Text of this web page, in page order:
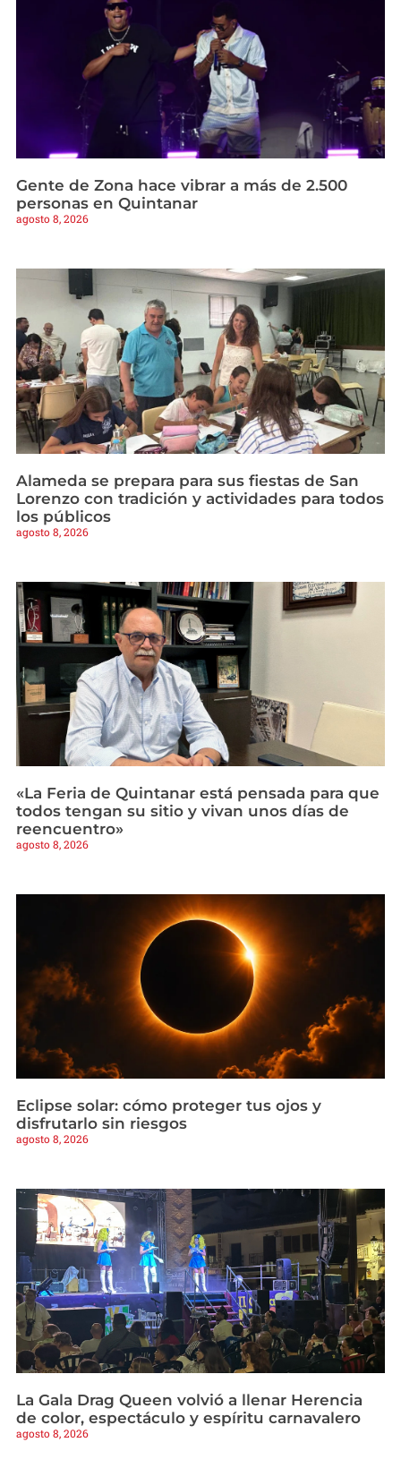
Gente de Zona hace vibrar a más de 2.500
personas en Quintanar
agosto 8, 2026
Alameda se prepara para sus fiestas de San
Lorenzo con tradición y actividades para todos
los públicos
agosto 8, 2026
«La Feria de Quintanar está pensada para que
todos tengan su sitio y vivan unos días de
reencuentro»
agosto 8, 2026
Eclipse solar: cómo proteger tus ojos y
disfrutarlo sin riesgos
agosto 8, 2026
La Gala Drag Queen volvió a llenar Herencia
de color, espectáculo y espíritu carnavalero
agosto 8, 2026